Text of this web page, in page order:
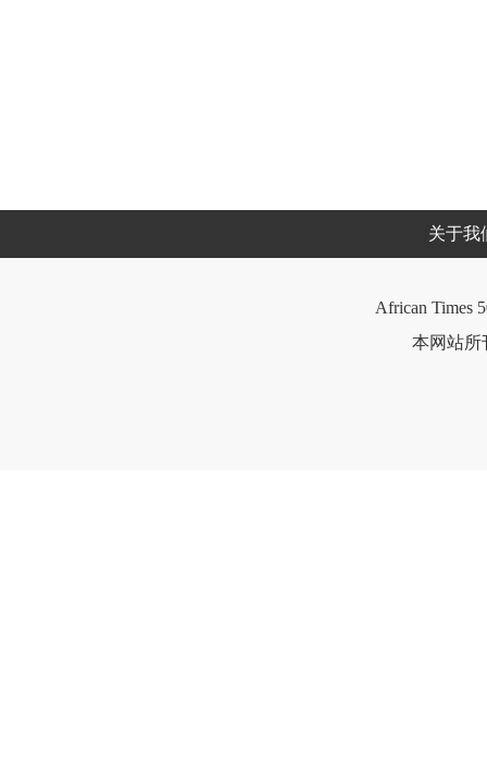
关于我
African Times
本网站所